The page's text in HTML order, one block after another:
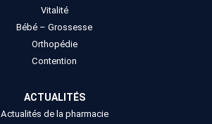
Vitalité
Bébé – Grossesse
Orthopédie
Contention
ACTUALITÉS
Actualités de la pharmacie